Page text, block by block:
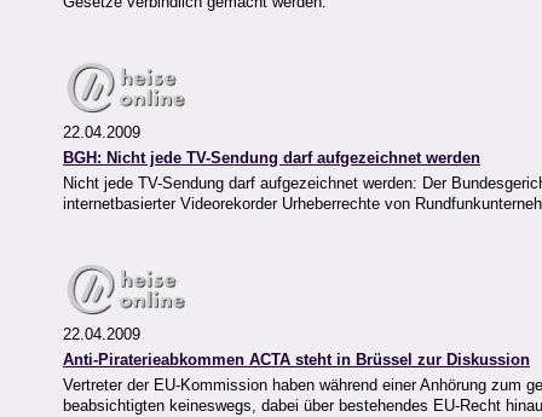
22.04.2009
BGH: Nicht jede TV-Sendung darf aufgezeichnet werden
Nicht jede TV-Sendung darf aufgezeichnet werden: Der
internetbasierter Videorekorder Urheberrechte von
22.04.2009
Anti-Piraterieabkommen ACTA steht in Brüssel zur Diskussion
Vertreter der EU-Kommission haben während einer Anhörung zum
beabsichtigten keineswegs, dabei über bestehendes EU-Recht